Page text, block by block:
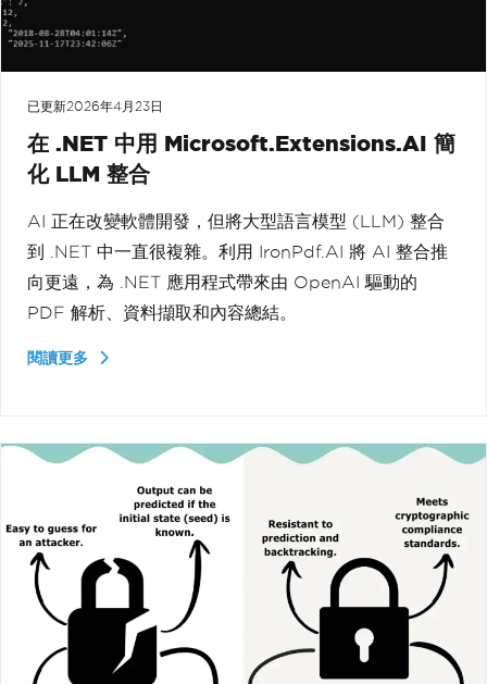
已更新2026年4月23日
在 .NET 中用 Microsoft.Extensions.AI 簡
化 LLM 整合
AI 正在改變軟體開發，但將大型語言模型 (LLM) 整合
到 .NET 中一直很複雜。利用 IronPdf.AI 將 AI 整合推
向更遠，為 .NET 應用程式帶來由 OpenAI 驅動的
PDF 解析、資料擷取和內容總結。
閱讀更多